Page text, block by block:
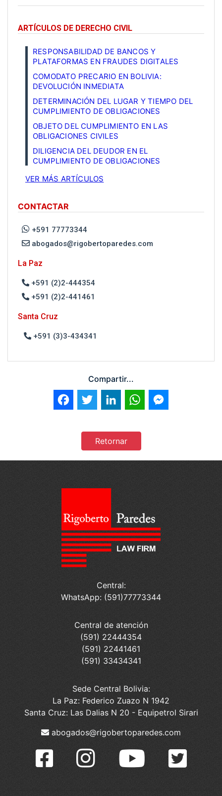
ARTÍCULOS DE DERECHO CIVIL
RESPONSABILIDAD DE BANCOS Y
PLATAFORMAS EN FRAUDES DIGITALES
COMODATO PRECARIO EN BOLIVIA:
DEVOLUCIÓN INMEDIATA
DETERMINACIÓN DEL LUGAR Y TIEMPO DEL
CUMPLIMIENTO DE OBLIGACIONES
OBJETO DEL CUMPLIMIENTO EN LAS
OBLIGACIONES CIVILES
DILIGENCIA DEL DEUDOR EN EL
CUMPLIMIENTO DE OBLIGACIONES
VER MÁS ARTÍCULOS
CONTACTAR
+591 77773344
abogados@rigobertoparedes.com
La Paz
+591 (2)2-444354
+591 (2)2-441461
Santa Cruz
+591 (3)3-434341
Compartir...
FacebookTwitter LinkedIn WhatsApp
Retornar
Central:
WhatsApp: (591)77773344
Central de atención
(591) 22444354
(591) 22441461
(591) 33434341
Sede Central Bolivia:
La Paz: Federico Zuazo N 1942
Santa Cruz: Las Dalias N 20 - Equipetrol Sirari
abogados@rigobertoparedes.com